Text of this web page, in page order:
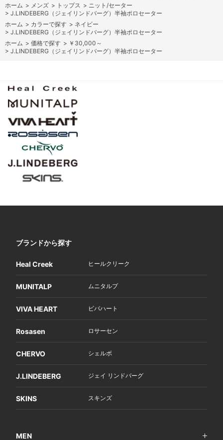
ホーム > メンズ > トップス > ニット/セーター
> J.LINDEBERG（ジェイリンドバーグ）半袖ポロセーター
ホーム > カラーで探す > ネイビー
> J.LINDEBERG（ジェイリンドバーグ）半袖ポロセーター
ホーム > 価格で探す > ￥30,000～
> J.LINDEBERG（ジェイリンドバーグ）半袖ポロセーター
ブランドから探す
Heal Creek ヒールクリーク
MUNITALP ムニタルプ
VIVA HEART ビバハート
Rosasen ロサーセン
CHERVO シェルボ
J.LINDEBERG ジェイ リンドバーグ
SKINS スキンズ
MEN